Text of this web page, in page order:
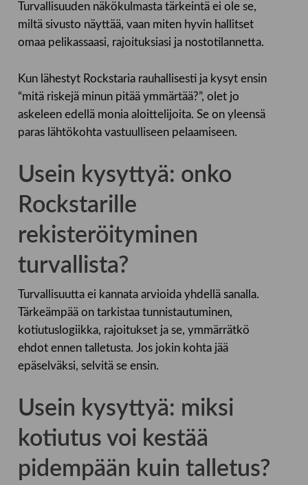
Turvallisuuden näkökulmasta tärkeintä ei ole se,
miltä sivusto näyttää, vaan miten hyvin hallitset
omaa pelikassaasi, rajoituksiasi ja nostotilannetta.
Kun lähestyt Rockstaria rauhallisesti ja kysyt ensin
“mitä riskejä minun pitää ymmärtää?”, olet jo
askeleen edellä monia aloittelijoita. Se on yleensä
paras lähtökohta vastuulliseen pelaamiseen.
Usein kysyttyä: onko
Rockstarille
rekisteröityminen
turvallista?
Turvallisuutta ei kannata arvioida yhdellä sanalla.
Tärkeämpää on tarkistaa tunnistautuminen,
kotiutuslogiikka, rajoitukset ja se, ymmärrätkö
ehdot ennen talletusta. Jos jokin kohta jää
epäselväksi, selvitä se ensin.
Usein kysyttyä: miksi
kotiutus voi kestää
pidempään kuin talletus?